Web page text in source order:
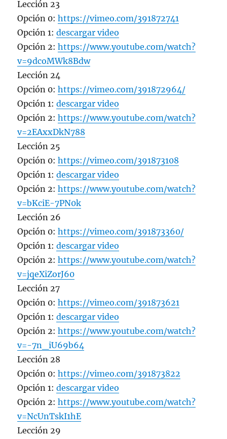
Lección 23
Opción 0:https://vimeo.com/391872741
Opción 1:descargar video
Opción 2: https://www.youtube.com/watch?
v=9dcoMWk8Bdw
Lección 24
Opción 0:https://vimeo.com/391872964/
Opción 1:descargar video
Opción 2:https://www.youtube.com/watch?
v=2EAxxDkN788
Lección 25
Opción 0:https://vimeo.com/391873108
Opción 1:descargar video
Opción 2:https://www.youtube.com/watch?
v=bKciE-7PN0k
Lección 26
Opción 0:https://vimeo.com/391873360/
Opción 1:descargar video
Opción 2:https://www.youtube.com/watch?
v=jqeXiZorJ60
Lección 27
Opción 0:https://vimeo.com/391873621
Opción 1:descargar video
Opción 2:https://www.youtube.com/watch?
v=-7n_iU69b64
Lección 28
Opción 0:https://vimeo.com/391873822
Opción 1:descargar video
Opción 2:https://www.youtube.com/watch?
v=NcUnTskI1hE
Lección 29